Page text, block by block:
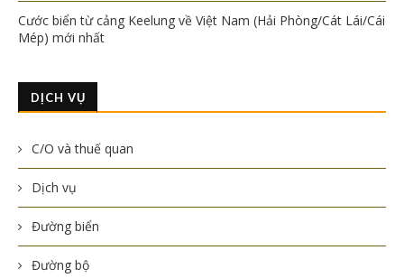
Cước biển từ cảng Keelung về Việt Nam (Hải Phòng/Cát Lái/Cái
Mép) mới nhất
DỊCH VỤ
C/O và thuế quan
Dịch vụ
Đường biển
Đường bộ